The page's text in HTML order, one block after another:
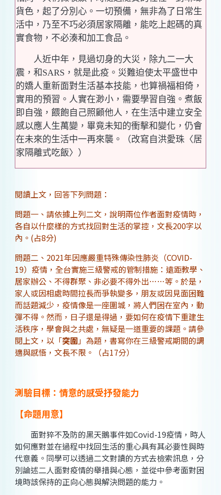
貨色，起了分別心。一切預備，無非為了日常生
活中，乃至不巧必須居家隔離，能吃上起碼的真
實食物，不必湊和加工食品。
人近中年，見過切身的大災，除九二一大
震，和SARS，就是此疫。災難迫使太平盛世中
的嬌人重新面對生活基本技能，也算禍福相倚，
實用的預習。人實在渺小，需要學習自強。煮飯
即自強，餵飽自己照顧他人，在生活中建立安全
感以應人生萬變，畢竟未知的衝擊和變化，仍會
在未來的生活中一再來襲。（改寫自洪愛珠〈居
家隔離式吃飯〉）
閱讀上文，回答下列問題：
問題一、請依據上列二文，說明兩位作者面對疫情時，
各自以什麼樣的方式找回對生活的掌控，文長200字以
內。(占8分)
問題二、2021年因應嚴重特殊傳染性肺炎（COVID-
19）疫情，全台實施三級警戒的管制措施：遠距教學、
居家辦公、不得群聚、非必要不得外出……等。於是，
家人或因相處時間拉長而爭執變多，朋友或因見面困難
而話題減少，疫情像是一座圍城，將人們困在室內，動
彈不得。然而，日子還是得過，要如何在疫情下重建生
活秩序，學會與之共處，無疑是一道重要的課題。請參
閱上文，以「突圍」為題，書寫你在三級警戒期間的調
適與感悟，文長不限。（占17分）
測驗目標：情意的感受抒發能力
【命題用意】
面對猝不及防的黑天鵝事件如Covid-19疫情，時人
如何應對並在過程中找回生活的重心具有其必要性與時
代意義。同學可以透過二文對讀的方式去檢索訊息，分
別論述二人面對疫情的舉措與心態，並從中參考面對困
境時該保持的正向心態與解決問題的能力。